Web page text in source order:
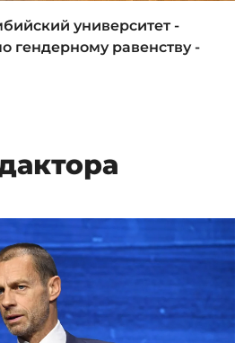
университет -
гендерному равенству -